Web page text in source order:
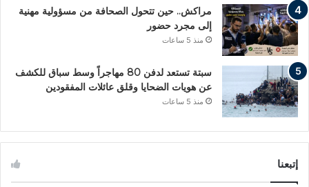
مراكش.. حين تتحول الصحافة من مسؤولية مهنية
إلى مجرد حضور
منذ 5 ساعات
سبتة تستعد لدفن 80 مهاجراً وسط سباق للكشف
عن هويات الضحايا وقلق عائلات المفقودين
منذ 5 ساعات
إتبعنا